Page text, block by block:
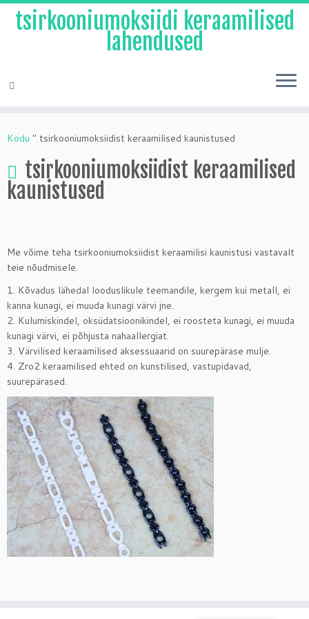
to
tsirkooniumoksiidi keraamilised
lahendused
Kodu " tsirkooniumoksiidist keraamilised kaunistused
tsirkooniumoksiidist keraamilised
kaunistused
Me võime teha tsirkooniumoksiidist keraamilisi kaunistusi vastavalt
teie nõudmisele.
1. Kõvadus lähedal looduslikule teemandile, kergem kui metall, ei
kanna kunagi, ei muuda kunagi värvi jne.
2. Kulumiskindel, oksüdatsioonikindel, ei roosteta kunagi, ei muuda
kunagi värvi, ei põhjusta nahaallergiat.
3. Värvilised keraamilised aksessuaarid on suurepärase mulje.
4. Zro2 keraamilised ehted on kunstilised, vastupidavad,
suurepärased.